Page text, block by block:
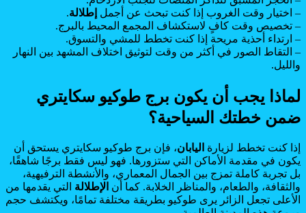
– اختيار وقت الغروب إذا كنت تبحث عن أجمل إطلالة.
– تخصيص وقت كافٍ لاستكشاف المجمع المحيط بالبرج.
– ارتداء أحذية مريحة إذا كنت تخطط للمشي والتسوق.
– التقاط الصور في أكثر من وقت لتوثيق اختلاف المشهد بين النهار
والليل.
لماذا يجب أن يكون برج طوكيو سكايتري
ضمن خطتك السياحية؟
إذا كنت تخطط لزيارة اليابان، فإن برج طوكيو سكايتري يستحق أن
يكون في مقدمة الأماكن التي ستزورها. فهو ليس فقط برجًا شاهقًا،
بل تجربة كاملة تمزج بين الجمال المعماري، والأنشطة الترفيهية،
والثقافة، والطعام، والمناظر الخلابة. كما أن الإطلالة التي يقدمها من
الأعلى تجعل الزائر يرى طوكيو بطريقة مختلفة تمامًا، ويكتشف حجم